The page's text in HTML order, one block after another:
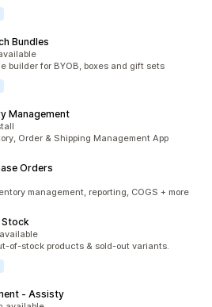
Bundles
builder for BYOB, boxes and gift sets
Management
Order & Shipping Management App
Orders
management, reporting, COGS + more
Stock
of-stock products & sold-out variants.
‑ Assisty